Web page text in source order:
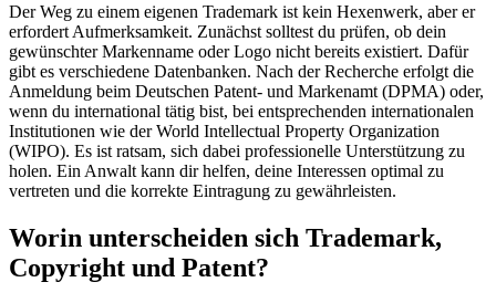
Der Weg zu einem eigenen Trademark ist kein Hexenwerk, aber er
erfordert Aufmerksamkeit. Zunächst solltest du prüfen, ob dein
gewünschter Markenname oder Logo nicht bereits existiert. Dafür
gibt es verschiedene Datenbanken. Nach der Recherche erfolgt die
Anmeldung beim Deutschen Patent- und Markenamt (DPMA) oder,
wenn du international tätig bist, bei entsprechenden internationalen
Institutionen wie der World Intellectual Property Organization
(WIPO). Es ist ratsam, sich dabei professionelle Unterstützung zu
holen. Ein Anwalt kann dir helfen, deine Interessen optimal zu
vertreten und die korrekte Eintragung zu gewährleisten.
Worin unterscheiden sich Trademark,
Copyright und Patent?